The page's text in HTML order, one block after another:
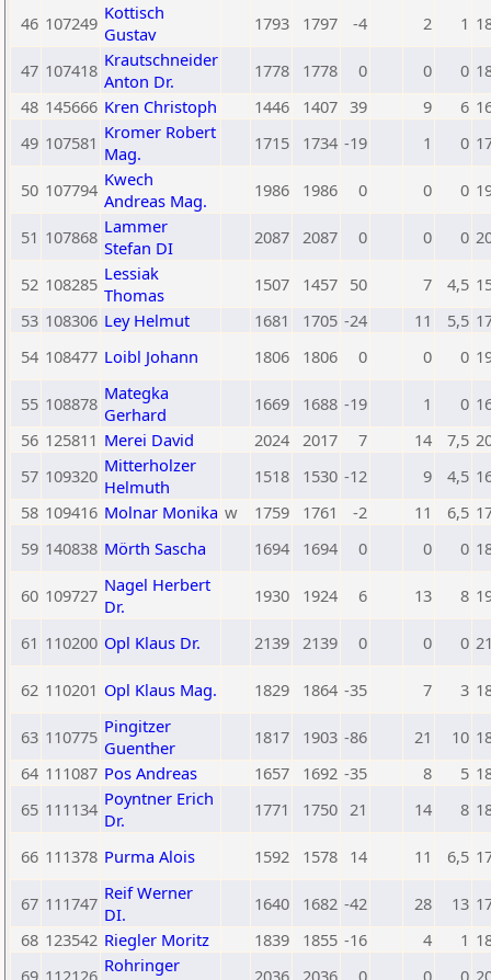
46 107249 Kottisch
Gustav
1793 1797 -4 2 1
47 107418 Krautschneider
Anton Dr.
1778 1778 0 0 0
48 145666 Kren Christoph 1446 1407 39 9 6
49 107581 Kromer Robert
Mag.
1715 1734 -19 1 0
50 107794 Kwech
Andreas Mag.
1986 1986 0 0 0
51 107868 Lammer
Stefan DI
2087 2087 0 0 0
52 108285 Lessiak
Thomas
1507 1457 50 7 4,5
53 108306 Ley Helmut 1681 1705 -24 11 5,5
54 108477 Loibl Johann 1806 1806 0 0 0
55 108878 Mategka
Gerhard
1669 1688 -19 1 0
56 125811 Merei David 2024 2017 7 14 7,5
57 109320 Mitterholzer
Helmuth
1518 1530 -12 9 4,5
58 109416 Molnar Monika w 1759 1761 -2 11 6,5
59 140838 Mörth Sascha 1694 1694 0 0 0
60 109727 Nagel Herbert
Dr.
1930 1924 6 13 8
61 110200 Opl Klaus Dr. 2139 2139 0 0 0
62 110201 Opl Klaus Mag. 1829 1864 -35 7 3
63 110775 Pingitzer
Guenther
1817 1903 -86 21 10
64 111087 Pos Andreas 1657 1692 -35 8 5
65 111134 Poyntner Erich
Dr.
1771 1750 21 14 8
66 111378 Purma Alois 1592 1578 14 11 6,5
67 111747 Reif Werner
DI.
1640 1682 -42 28 13
68 123542 Riegler Moritz 1839 1855 -16 4 1
69 112126 Rohringer
2036 2036 0 0 0